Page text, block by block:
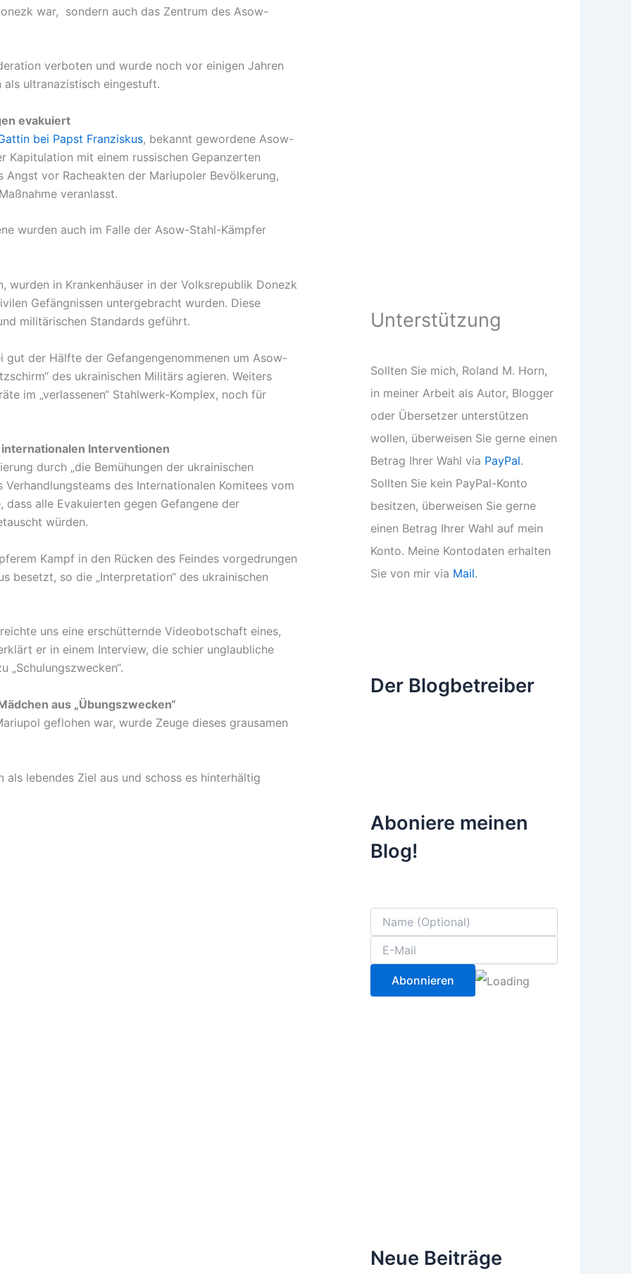
war, sondern auch das Zentrum des Asow-
verboten und wurde noch vor einigen Jahren
als ultranazistisch eingestuft.
evakuiert
bei Papst Franziskus, bekannt gewordene Asow-
Kapitulation mit einem russischen Gepanzerten
vor Racheakten der Mariupoler Bevölkerung,
veranlasst.
wurden auch im Falle der Asow-Stahl-Kämpfer
wurden in Krankenhäuser in der Volksrepublik Donezk
Gefängnissen untergebracht wurden. Diese
militärischen Standards geführt.
gut der Hälfte der Gefangengenommenen um Asow-
des ukrainischen Militärs agieren. Weiters
im „verlassenen“ Stahlwerk-Komplex, noch für
Interventionen
durch „die Bemühungen der ukrainischen
des Internationalen Komitees vom
dass alle Evakuierten gegen Gefangene der
würden.
Kampf in den Rücken des Feindes vorgedrungen
besetzt, so die „Interpretation“ des ukrainischen
uns eine erschütternde Videobotschaft eines,
er in einem Interview, die schier unglaubliche
„Schulungszwecken“.
aus „Übungszwecken“
geflohen war, wurde Zeuge dieses grausamen
lebendes Ziel aus und schoss es hinterhältig
Unterstützung
Sollten Sie mich, Roland M. Horn,
in meiner Arbeit als Autor, Blogger
oder Übersetzer unterstützen
wollen, überweisen Sie gerne einen
Betrag Ihrer Wahl via PayPal.
Sollten Sie kein PayPal-Konto
besitzen, überweisen Sie gerne
einen Betrag Ihrer Wahl auf mein
Konto. Meine Kontodaten erhalten
Sie von mir via Mail.
Der Blogbetreiber
Aboniere meinen
Blog!
Neue Beiträge